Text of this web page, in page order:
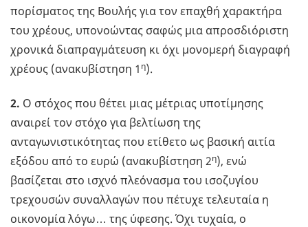
πορίσματος της Βουλής για τον επαχθή χαρακτήρα
του χρέους, υπονοώντας σαφώς μια απροσδιόριστη
χρονικά διαπραγμάτευση κι όχι μονομερή διαγραφή
χρέους (ανακυβίστηση 1 η).
2. Ο στόχος που θέτει μιας μέτριας υποτίμησης
αναιρεί τον στόχο για βελτίωση της
ανταγωνιστικότητας που ετίθετο ως βασική αιτία
εξόδου από το ευρώ (ανακυβίστηση 2η), ενώ
βασίζεται στο ισχνό πλεόνασμα του ισοζυγίου
τρεχουσών συναλλαγών που πέτυχε τελευταία η
οικονομία λόγω… της ύφεσης. Όχι τυχαία, ο